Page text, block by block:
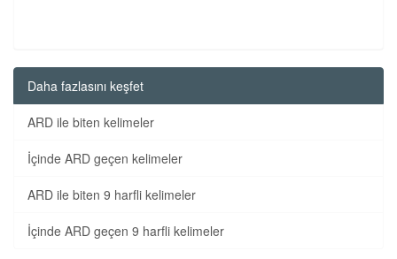
Daha fazlasını keşfet
ARD ile biten kelimeler
İçinde ARD geçen kelimeler
ARD ile biten 9 harfli kelimeler
İçinde ARD geçen 9 harfli kelimeler